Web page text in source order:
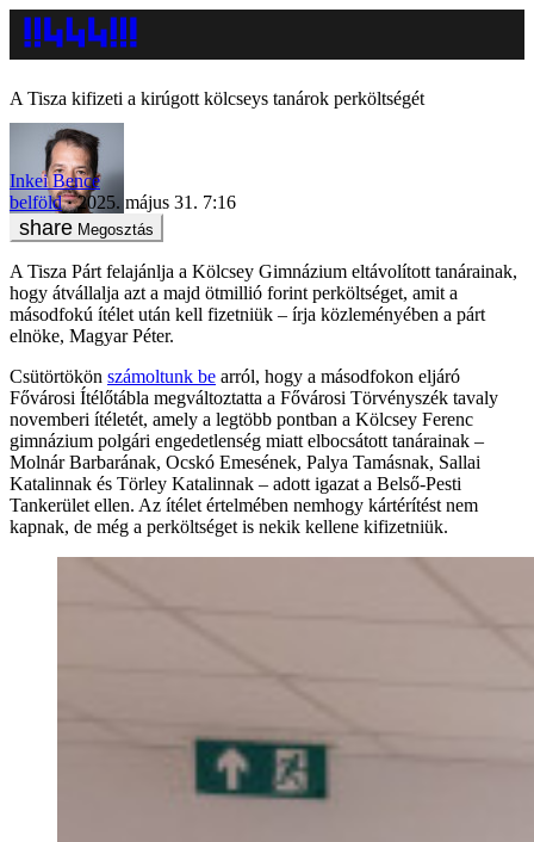
A Tisza kifizeti a kirúgott kölcseys tanárok perköltségét
Inkei Bence
belföld
2025. május 31. 7:16
Megosztás
A Tisza Párt felajánlja a Kölcsey Gimnázium eltávolított tanárainak,
hogy átvállalja azt a majd ötmillió forint perköltséget, amit a
másodfokú ítélet után kell fizetniük – írja közleményében a párt
elnöke, Magyar Péter.
Csütörtökön számoltunk be arról, hogy a másodfokon eljáró
Fővárosi Ítélőtábla megváltoztatta a Fővárosi Törvényszék tavaly
novemberi ítéletét, amely a legtöbb pontban a Kölcsey Ferenc
gimnázium polgári engedetlenség miatt elbocsátott tanárainak –
Molnár Barbarának, Ocskó Emesének, Palya Tamásnak, Sallai
Katalinnak és Törley Katalinnak – adott igazat a Belső-Pesti
Tankerület ellen. Az ítélet értelmében nemhogy kártérítést nem
kapnak, de még a perköltséget is nekik kellene kifizetniük.